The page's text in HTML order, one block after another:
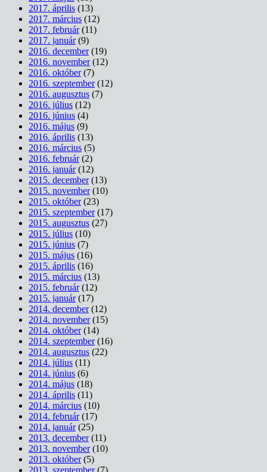
2017. április (13)
2017. március (12)
2017. február(11)
2017. január(9)
2016. december(19)
2016. november(12)
2016. október(7)
2016. szeptember(12)
2016. augusztus (7)
2016. július (12)
2016. június (4)
2016. május (9)
2016. április (13)
2016. március (5)
2016. február(2)
2016. január(12)
2015. december(13)
2015. november(10)
2015. október(23)
2015. szeptember(17)
2015. augusztus (27)
2015. július (10)
2015. június (7)
2015. május (16)
2015. április (16)
2015. március (13)
2015. február(12)
2015. január(17)
2014. december(12)
2014. november(15)
2014. október(14)
2014. szeptember(16)
2014. augusztus (22)
2014. július (11)
2014. június (6)
2014. május (18)
2014. április (11)
2014. március (10)
2014. február(17)
2014. január(25)
2013. december(11)
2013. november(10)
2013. október(5)
2013. szeptember(7)